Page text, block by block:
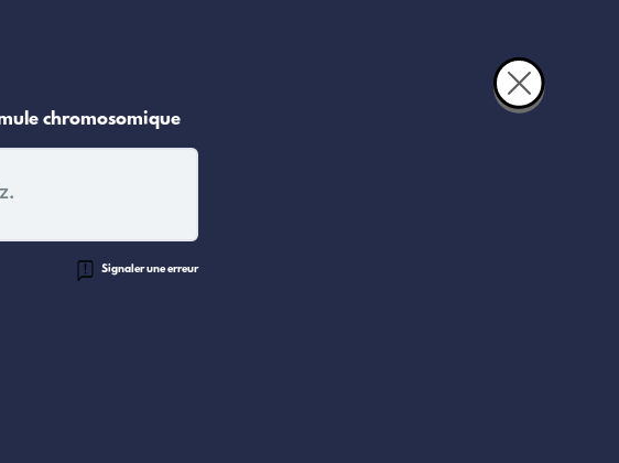
chromosomique
Signaler une erreur